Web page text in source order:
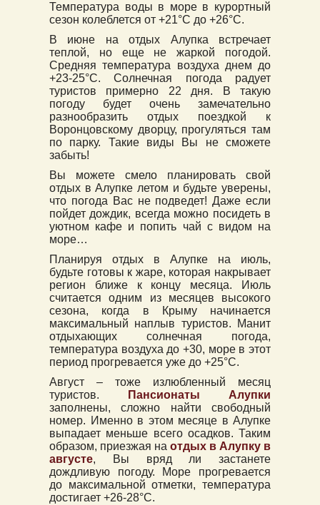
Температура воды в море в курортный
сезон колеблется от +21°C до +26°C.
В июне на отдых Алупка встречает
теплой, но еще не жаркой погодой.
Средняя температура воздуха днем до
+23-25°C. Солнечная погода радует
туристов примерно 22 дня. В такую
погоду будет очень замечательно
разнообразить отдых поездкой к
Воронцовскому дворцу, прогуляться там
по парку. Такие виды Вы не сможете
забыть!
Вы можете смело планировать свой
отдых в Алупке летом и будьте уверены,
что погода Вас не подведет! Даже если
пойдет дождик, всегда можно посидеть в
уютном кафе и попить чай с видом на
море…
Планируя отдых в Алупке на июль,
будьте готовы к жаре, которая накрывает
регион ближе к концу месяца. Июль
считается одним из месяцев высокого
сезона, когда в Крыму начинается
максимальный наплыв туристов. Манит
отдыхающих солнечная погода,
температура воздуха до +30, море в этот
период прогревается уже до +25°C.
Август – тоже излюбленный месяц
туристов.
Пансионаты Алупки
заполнены, сложно найти свободный
номер. Именно в этом месяце в Алупке
выпадает меньше всего осадков. Таким
образом, приезжая на отдых в Алупку в
августе, Вы вряд ли застанете
дождливую погоду. Море прогревается
до максимальной отметки, температура
достигает +26-28°C.